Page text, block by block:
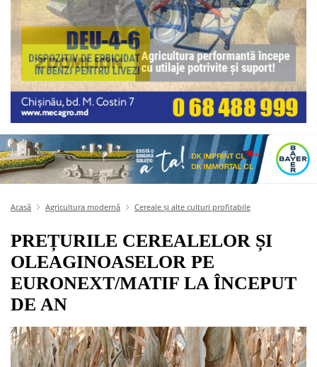
Acasă Agricultura modernă Cereale și alte culturi profitabile
PREȚURILE CEREALELOR ȘI
OLEAGINOASELOR PE
EURONEXT/MATIF LA ÎNCEPUT
DE AN